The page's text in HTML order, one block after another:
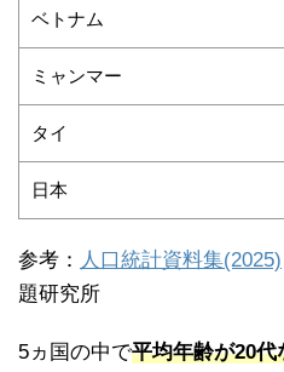
ベトナム
ミャンマー
タイ
日本
参考： 人口統計資料集(2025)
題研究所
5ヵ国の中で平均年齢が20